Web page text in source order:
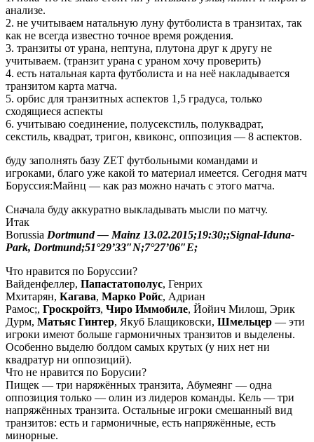
анализе.
2. не учитываем натальную луну футболиста в транзитах, так
как не всегда известно точное время рождения.
3. транзиты от урана, нептуна, плутона друг к другу не
учитываем. (транзит урана с ураном хочу проверить)
4. есть натальная карта футболиста и на неё накладывается
транзитом карта матча.
5. орбис для транзитных аспектов 1,5 градуса, только
сходящиеся аспекты
6. учитываю соединение, полусекстиль, полуквадрат,
секстиль, квадрат, тригон, квиконс, оппозиция — 8 аспектов.
буду заполнять базу ZET футбольными командами и
игроками, благо уже какой то материал имеется. Сегодня матч
Боруссия:Майнц — как раз можно начать с этого матча.
Сначала буду аккуратно выкладывать мысли по матчу.
Итак
Borussia Dortmund — Mainz 13.02.2015;19:30;;Signal-Iduna-
Park, Dortmund;51°29’33″N;7°27’06″E;
Что нравится по Боруссии?
Вайденфеллер, Папастатополус, Генрих
Мхитарян, Кагава, Марко Ройс, Адриан
Рамос;, Гроскройтз, Чиро Иммобиле, Йойич Милош, Эрик
Дурм, Матьяс Гинтер, Якуб Блащиковски, Шмельцер — эти
игроки имеют больше гармоничных транзитов и выделены.
Особенно выделю болдом самых крутых (у них нет ни
квадратур ни оппозиций).
Что не нравится по Борусии?
Пищек — три наряжённых транзита, Абумеянг — одна
оппозиция только — олин из лидеров команды. Кель — три
напряжённых транзита. Остальные игроки смешанный вид
транзитов: есть и гармоничные, есть напряжённые, есть
минорные.